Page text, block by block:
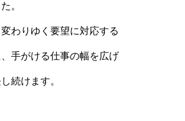
。
わりゆく要望に対応する
手がける仕事の幅を広げ
続けます。